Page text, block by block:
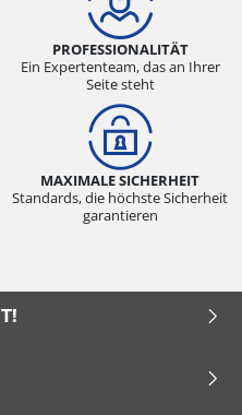
PROFESSIONALITÄT
Ein Expertenteam, das an Ihrer
Seite steht
MAXIMALE SICHERHEIT
Standards, die höchste Sicherheit
garantieren